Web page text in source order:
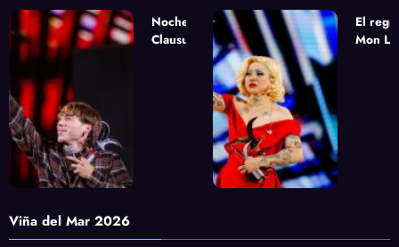
Noche de
Clausura
urbana con
Paulo Londra,
Pablo Chill E
El
Mon
Viña del Mar 2026